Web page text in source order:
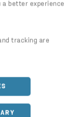
a better experience
tracking are